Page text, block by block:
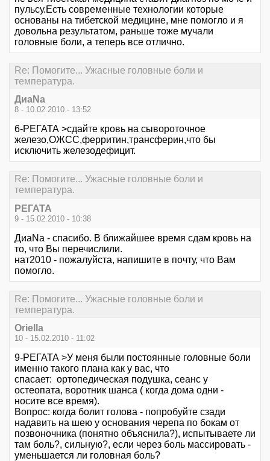
пульсу.Есть современные технологии которые
основаны на тибетской медицине, мне помогло и я
довольна результатом, раньше тоже мучали
головные боли, а теперь все отлично.
Re: Помогите... Ужасные головные боли и
температура.
ДиаNa
8 - 10.02.2010 - 13:52
6-РЕГАТА >сдайте кровь на сывороточное
железо,ОЖСС,ферритин,трансферин,что бы
исключить железодефицит.
Re: Помогите... Ужасные головные боли и
температура.
РЕГАТА
9 - 15.02.2010 - 10:38
ДиаNa - спасибо. В ближайшее время сдам кровь на
то, что Вы перечислили.
нат2010 - пожалуйста, напишите в почту, что Вам
помогло.
Re: Помогите... Ужасные головные боли и
температура.
Oriella
10 - 15.02.2010 - 11:02
9-РЕГАТА >У меня были постоянные головные боли
именно такого плана как у вас, что
спасает: ортопедическая подушка, сеанс у
остеопата, воротник шанса ( когда дома одни -
носите все время).
Вопрос: когда болит голова - попробуйте сзади
надавить на шею у основания черепа по бокам от
позвоночника (понятно объяснила?), испытываете ли
там боль?, сильную?, если через боль массировать -
уменьшается ли головная боль?